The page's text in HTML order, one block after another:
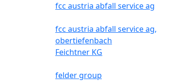
fcc austria abfall service ag
fcc austria abfall service ag,
obertiefenbach
Feichtner KG
felder group